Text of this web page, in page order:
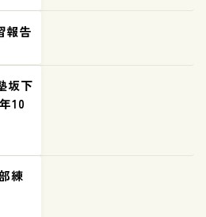
報告
坂下
10
練